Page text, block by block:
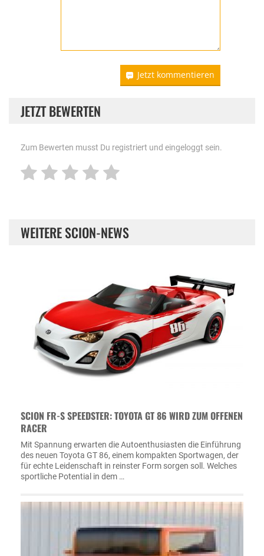
Jetzt kommentieren
JETZT BEWERTEN
Zum Bewerten musst Du registriert und eingeloggt sein.
WEITERE SCION-NEWS
SCION FR-S SPEEDSTER: TOYOTA GT 86 WIRD ZUM OFFENEN
RACER
Mit Spannung erwarten die Autoenthusiasten die Einführung
des neuen Toyota GT 86, einem kompakten Sportwagen, der
für echte Leidenschaft in reinster Form sorgen soll. Welches
sportliche Potential in dem …